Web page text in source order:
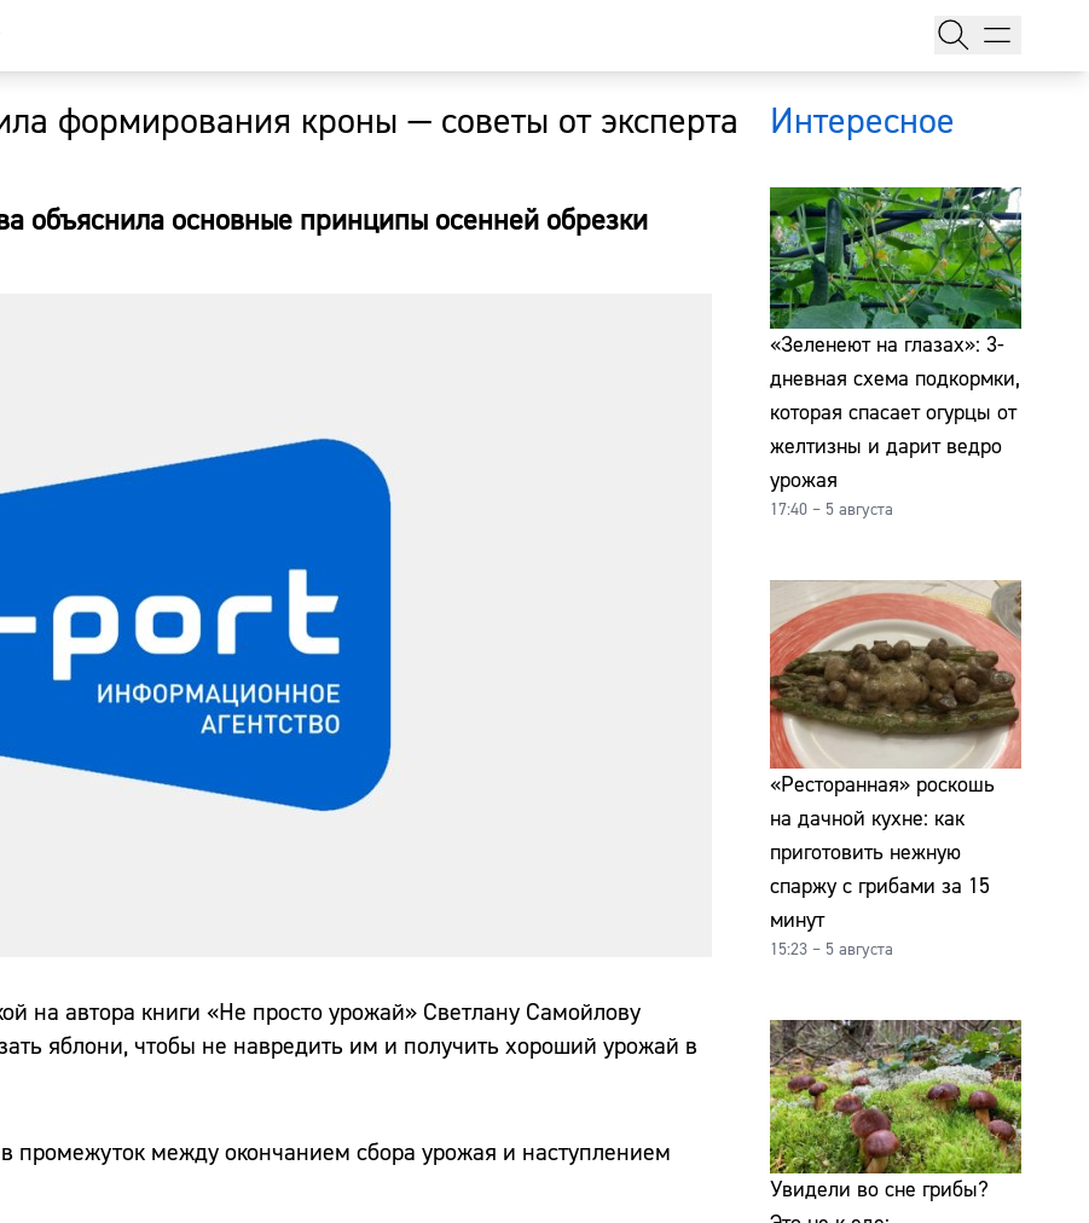
формирования кроны — советы от эксперта
объяснила основные принципы осенней обрезки
на автора книги «Не просто урожай» Светлану Самойлову
яблони, чтобы не навредить им и получить хороший урожай в
промежуток между окончанием сбора урожая и наступлением
Интересное
«Зеленеют на глазах»: 3-
дневная схема подкормки,
которая спасает огурцы от
желтизны и дарит ведро
урожая
17:40 – 5 августа
«Ресторанная» роскошь
на дачной кухне: как
приготовить нежную
спаржу с грибами за 15
минут
15:23 – 5 августа
Увидели во сне грибы?
Новости
Курсы валют